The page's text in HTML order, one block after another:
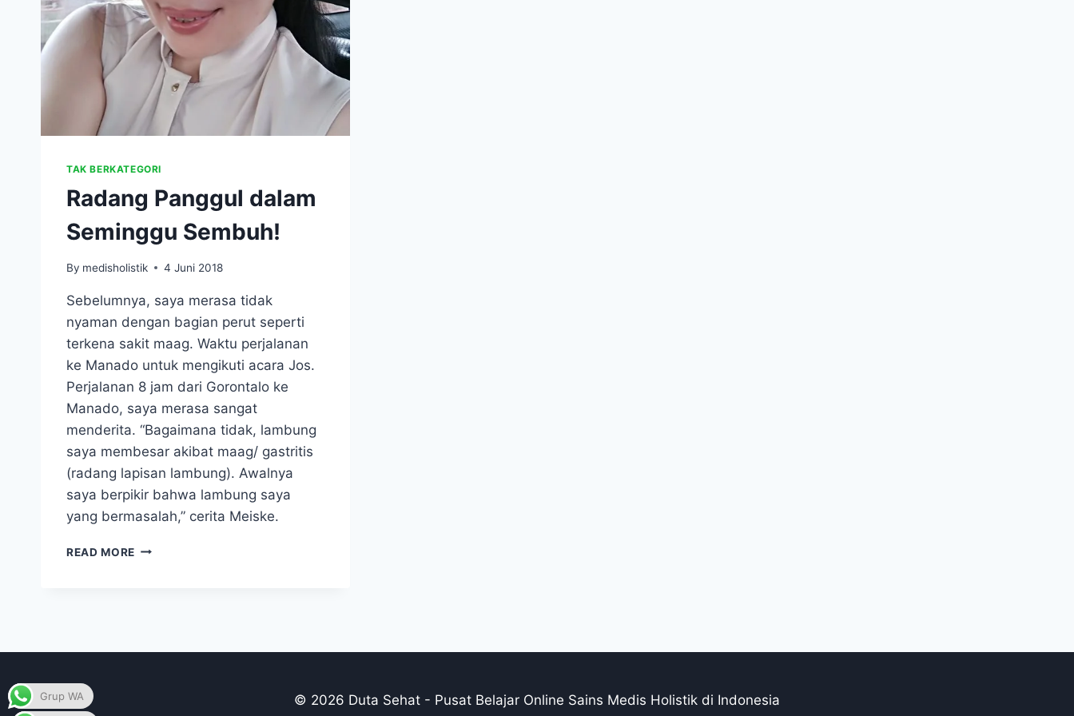
TAK BERKATEGORI
Radang Panggul dalam
Seminggu Sembuh!
By medisholistik 4 Juni 2018
Sebelumnya, saya merasa tidak
nyaman dengan bagian perut seperti
terkena sakit maag. Waktu perjalanan
ke Manado untuk mengikuti acara Jos.
Perjalanan 8 jam dari Gorontalo ke
Manado, saya merasa sangat
menderita. “Bagaimana tidak, lambung
saya membesar akibat maag/ gastritis
(radang lapisan lambung). Awalnya
saya berpikir bahwa lambung saya
yang bermasalah,” cerita Meiske.
READ MORE RADANG
© 2026 Duta Sehat - Pusat Belajar Online Sains Medis Holistik di Indonesia
Grup WA